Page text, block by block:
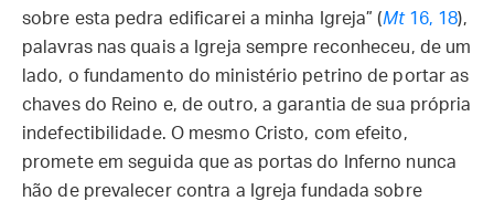
sobre esta pedra edificarei a minha Igreja” (Mt16, 18),
palavras nas quais a Igreja sempre reconheceu, de um
lado, o fundamento do ministério petrino de portar as
chaves do Reino e, de outro, a garantia de sua própria
indefectibilidade. O mesmo Cristo, com efeito,
promete em seguida que as portas do Inferno nunca
hão de prevalecer contra a Igreja fundada sobre